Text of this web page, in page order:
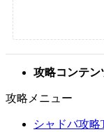
攻略コンテン
攻略メニュー
シャドバ攻略